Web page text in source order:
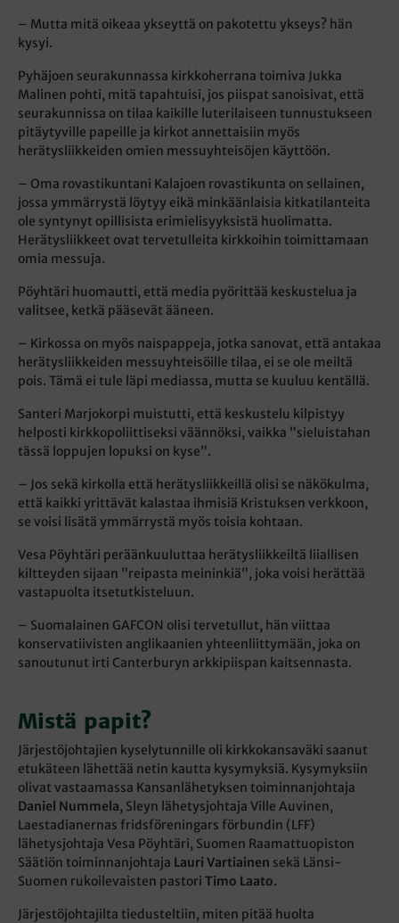
– Mutta mitä oikeaa ykseyttä on pakotettu ykseys? hän
kysyi.
Pyhäjoen seurakunnassa kirkkoherrana toimiva Jukka
Malinen pohti, mitä tapahtuisi, jos piispat sanoisivat, että
seurakunnissa on tilaa kaikille luterilaiseen tunnustukseen
pitäytyville papeille ja kirkot annettaisiin myös
herätysliikkeiden omien messuyhteisöjen käyttöön.
– Oma rovastikuntani Kalajoen rovastikunta on sellainen,
jossa ymmärrystä löytyy eikä minkäänlaisia kitkatilanteita
ole syntynyt opillisista erimielisyyksistä huolimatta.
Herätysliikkeet ovat tervetulleita kirkkoihin toimittamaan
omia messuja.
Pöyhtäri huomautti, että media pyörittää keskustelua ja
valitsee, ketkä pääsevät ääneen.
– Kirkossa on myös naispappeja, jotka sanovat, että antakaa
herätysliikkeiden messuyhteisöille tilaa, ei se ole meiltä
pois. Tämä ei tule läpi mediassa, mutta se kuuluu kentällä.
Santeri Marjokorpi muistutti, että keskustelu kilpistyy
helposti kirkkopoliittiseksi väännöksi, vaikka ”sieluistahan
tässä loppujen lopuksi on kyse”.
– Jos sekä kirkolla että herätysliikkeillä olisi se näkökulma,
että kaikki yrittävät kalastaa ihmisiä Kristuksen verkkoon,
se voisi lisätä ymmärrystä myös toisia kohtaan.
Vesa Pöyhtäri peräänkuuluttaa herätysliikkeiltä liiallisen
kiltteyden sijaan ”reipasta meininkiä”, joka voisi herättää
vastapuolta itsetutkisteluun.
– Suomalainen GAFCON olisi tervetullut, hän viittaa
konservatiivisten anglikaanien yhteenliittymään, joka on
sanoutunut irti Canterburyn arkkipiispan kaitsennasta.
Mistä papit?
Järjestöjohtajien kyselytunnille oli kirkkokansaväki saanut
etukäteen lähettää netin kautta kysymyksiä. Kysymyksiin
olivat vastaamassa Kansanlähetyksen toiminnanjohtaja
Daniel Nummela, Sleyn lähetysjohtaja Ville Auvinen,
Laestadianernas fridsföreningars förbundin (LFF)
lähetysjohtaja Vesa Pöyhtäri, Suomen Raamattuopiston
Säätiön toiminnanjohtaja Lauri Vartiainen sekä Länsi-
Suomen rukoilevaisten pastori Timo Laato.
Järjestöjohtajilta tiedusteltiin, miten pitää huolta